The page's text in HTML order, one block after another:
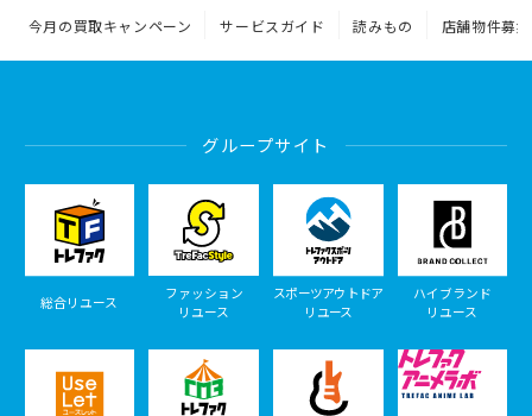
今月の買取キャンペーン サービスガイド 読みもの 店舗物件募集
グループサイト
総合リユース
ファッション
リユース
スポーツアウトドア
リユース
ハイブランド
リユース